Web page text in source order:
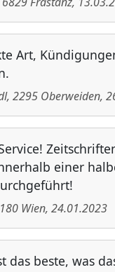
Art,
, 2295 Oberweiden,
einer
Wien, 24.01.2023
das beste, was